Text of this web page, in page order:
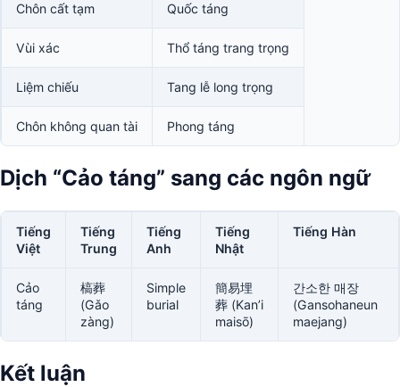
Chôn cất tạm Quốc táng
Vùi xác Thổ táng trang trọng
Liệm chiếu Tang lễ long trọng
Chôn không quan tài Phong táng
Dịch “Cảo táng” sang các ngôn ngữ
Tiếng
Việt
Tiếng
Trung
Tiếng
Anh
Tiếng
Nhật
Tiếng Hàn
Cảo
táng
槁葬
(Gǎo
zàng)
Simple
burial
簡易埋
葬 (Kan’i
maisō)
간소한 매장
(Gansohaneun
maejang)
Kết luận